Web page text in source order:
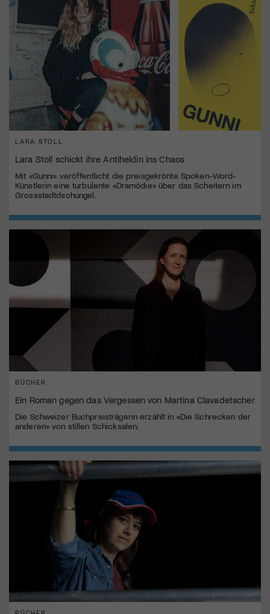
LARA STOLL
Lara Stoll schickt ihre Antiheldin ins Chaos
Mit «Gunni» veröffentlicht die preisgekrönte Spoken-Word-
Künstlerin eine turbulente «Dramödie» über das Scheitern im
Grossstadtdschungel.
BÜCHER
Ein Roman gegen das Vergessen von Martina Clavadetscher
Die Schweizer Buchpreisträgerin erzählt in «Die Schrecken der
anderen» von stillen Schicksalen.
BÜCHER